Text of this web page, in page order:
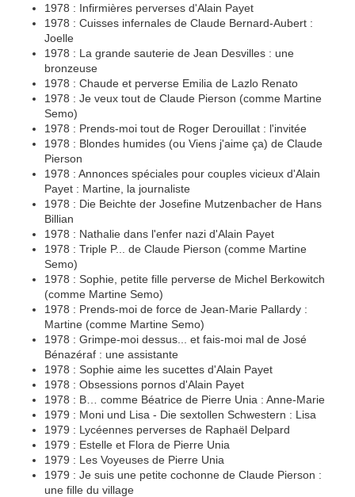
1978 : Infirmières perverses d'Alain Payet
1978 : Cuisses infernales de Claude Bernard-Aubert :
Joelle
1978 : La grande sauterie de Jean Desvilles : une
bronzeuse
1978 : Chaude et perverse Emilia de Lazlo Renato
1978 : Je veux tout de Claude Pierson (comme Martine
Semo)
1978 : Prends-moi tout de Roger Derouillat : l'invitée
1978 : Blondes humides (ou Viens j'aime ça) de Claude
Pierson
1978 : Annonces spéciales pour couples vicieux d'Alain
Payet : Martine, la journaliste
1978 : Die Beichte der Josefine Mutzenbacher de Hans
Billian
1978 : Nathalie dans l'enfer nazi d'Alain Payet
1978 : Triple P... de Claude Pierson (comme Martine
Semo)
1978 : Sophie, petite fille perverse de Michel Berkowitch
(comme Martine Semo)
1978 : Prends-moi de force de Jean-Marie Pallardy :
Martine (comme Martine Semo)
1978 : Grimpe-moi dessus... et fais-moi mal de José
Bénazéraf : une assistante
1978 : Sophie aime les sucettes d'Alain Payet
1978 : Obsessions pornos d'Alain Payet
1978 : B… comme Béatrice de Pierre Unia : Anne-Marie
1979 : Moni und Lisa - Die sextollen Schwestern : Lisa
1979 : Lycéennes perverses de Raphaël Delpard
1979 : Estelle et Flora de Pierre Unia
1979 : Les Voyeuses de Pierre Unia
1979 : Je suis une petite cochonne de Claude Pierson :
une fille du village